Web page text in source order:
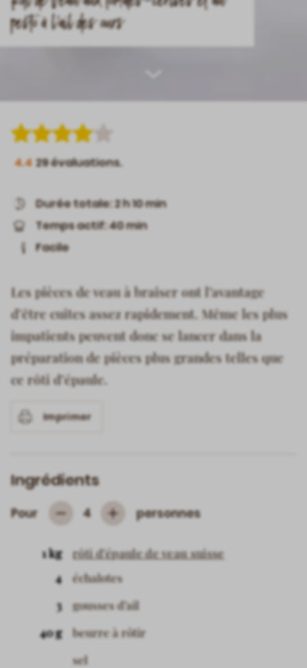
pesto à l’ail des ours
4.4 29évaluations.
Durée totale: 2 h 10 min
Temps actif: 40 min
Facile
Les pièces de veau à braiser ont l’avantage
d’être cuites assez rapidement. Même les plus
impatients peuvent donc se lancer dans la
préparation de pièces plus grandes telles que
ce rôti d’épaule.
Imprimer
Ingrédients
Pour
Subtrahieren
4 Hinzufügen
personnes
1 kg
rôti d’épaule de veau suisse
4
échalotes
3
gousses d’ail
40 g
beurre à rôtir
sel